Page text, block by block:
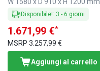
Disponibile!: 3 - 6 giorni
1.671,99 €*
MSRP 3.257,99 €
Aggiungi al carrello